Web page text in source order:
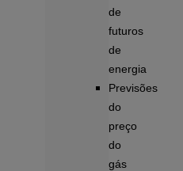
de
futuros
de
energia
Previsões
do
preço
do
gás